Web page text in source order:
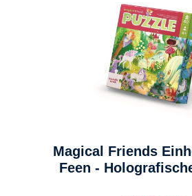
Magical Friends
Feen -